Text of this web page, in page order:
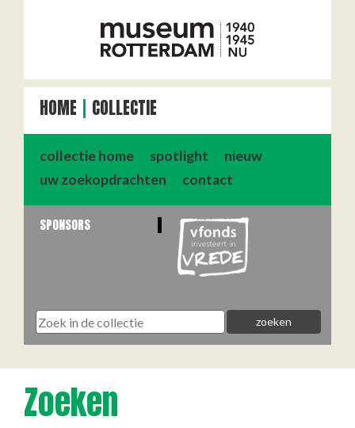
HOME COLLECTIE
collectie home spotlight
nieuw
uw zoekopdrachten
contact
SPONSORS
Zoeken